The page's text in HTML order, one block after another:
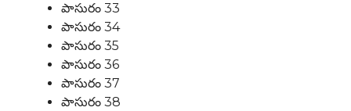
పాసురం 33
పాసురం 34
పాసురం 35
పాసురం 36
పాసురం 37
పాసురం 38